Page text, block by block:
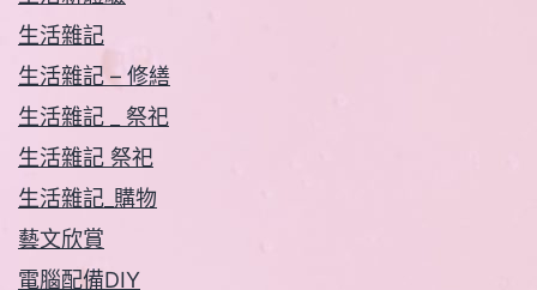
生活雜記
生活雜記 – 修繕
生活雜記 _ 祭祀
生活雜記 祭祀
生活雜記_購物
藝文欣賞
電腦配備DIY